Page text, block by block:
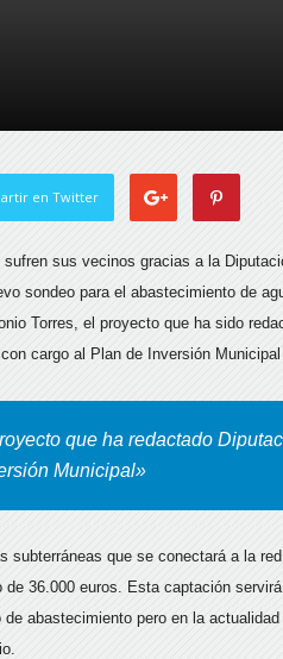
en Twitter
sufren sus vecinos gracias a la
sondeo para el abastecimiento de
Torres, el proyecto que ha sido
cargo al Plan de Inversión Municipal
que ha redactado
Municipal»
subterráneas que se conectará a la
36.000 euros. Esta captación
abastecimiento pero en la